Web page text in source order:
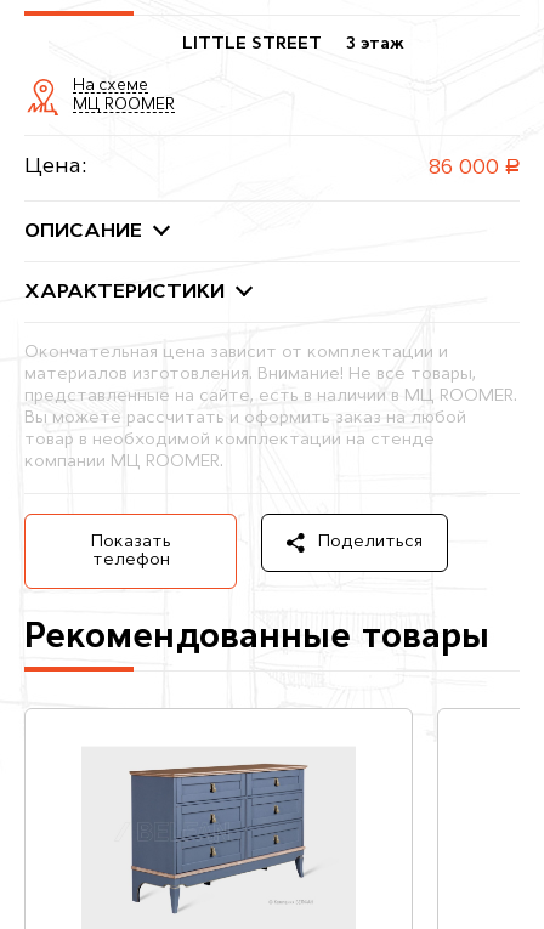
LITTLE STREET 3 этаж
На схеме
МЦ ROOMER
Цена: 86 000 руб.
ОПИСАНИЕ
ХАРАКТЕРИСТИКИ
Окончательная цена зависит от комплектации и
материалов изготовления. Внимание! Не все товары,
представленные на сайте, есть в наличии в МЦ ROOMER.
Вы можете рассчитать и оформить заказ на любой
товар в необходимой комплектации на стенде
компании МЦ ROOMER.
Показать
телефон
Поделиться
Рекомендованные товары